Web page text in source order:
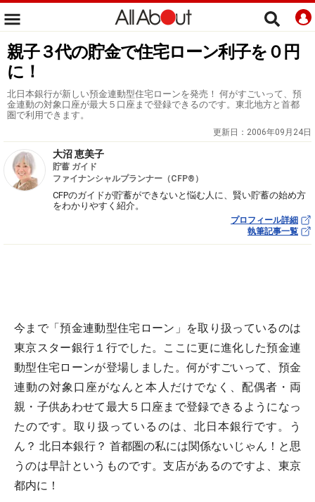
親子３代の貯金で住宅ローン利子を０円
に！
北日本銀行が新しい預金連動型住宅ローンを発売！ 何がすごいって、預
金連動の対象口座が最大５口座まで登録できるのです。東北地方と首都
圏で利用できます。
更新日： 2006年09月24日
大沼 恵美子
貯蓄 ガイド
ファイナンシャルプランナー（CFP®）
CFPのガイドが貯蓄ができないと悩む人に、賢い貯蓄の始め方
をわかりやすく紹介。
プロフィール詳細
執筆記事一覧
今まで「預金連動型住宅ローン」を取り扱っているのは
東京スター銀行１行でした。ここに更に進化した預金連
動型住宅ローンが登場しました。何がすごいって、預金
連動の対象口座がなんと本人だけでなく、配偶者・両
親・子供あわせて最大５口座まで登録できるようになっ
たのです。取り扱っているのは、北日本銀行です。う
ん？ 北日本銀行？ 首都圏の私には関係ないじゃん！と思
うのは早計というものです。支店があるのですよ、東京
都内に！